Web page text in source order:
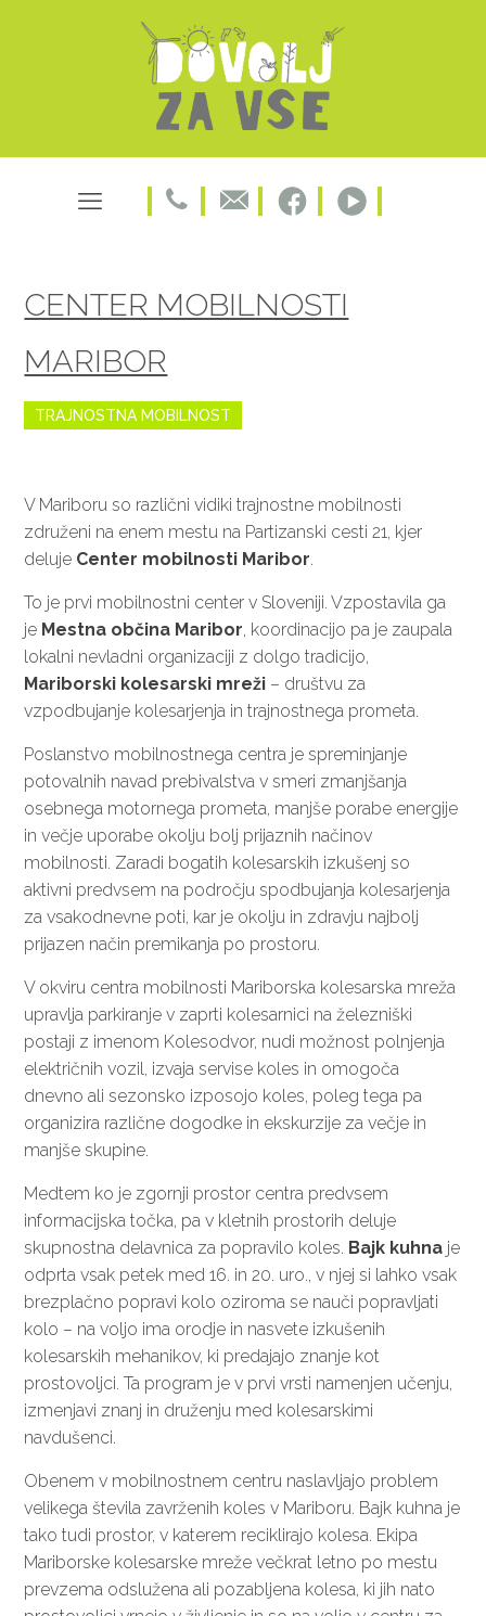
CENTER MOBILNOSTI
MARIBOR
TRAJNOSTNA MOBILNOST
V Mariboru so različni vidiki trajnostne mobilnosti
združeni na enem mestu na Partizanski cesti 21, kjer
deluje Center mobilnosti Maribor.
To je prvi mobilnostni center v Sloveniji. Vzpostavila ga
je Mestna občina Maribor, koordinacijo pa je zaupala
lokalni nevladni organizaciji z dolgo tradicijo,
Mariborski kolesarski mreži – društvu za
vzpodbujanje kolesarjenja in trajnostnega prometa.
Poslanstvo mobilnostnega centra je spreminjanje
potovalnih navad prebivalstva v smeri zmanjšanja
osebnega motornega prometa, manjše porabe energije
in večje uporabe okolju bolj prijaznih načinov
mobilnosti. Zaradi bogatih kolesarskih izkušenj so
aktivni predvsem na področju spodbujanja kolesarjenja
za vsakodnevne poti, kar je okolju in zdravju najbolj
prijazen način premikanja po prostoru.
V okviru centra mobilnosti Mariborska kolesarska mreža
upravlja parkiranje v zaprti kolesarnici na železniški
postaji z imenom Kolesodvor, nudi možnost polnjenja
električnih vozil, izvaja servise koles in omogoča
dnevno ali sezonsko izposojo koles, poleg tega pa
organizira različne dogodke in ekskurzije za večje in
manjše skupine.
Medtem ko je zgornji prostor centra predvsem
informacijska točka, pa v kletnih prostorih deluje
skupnostna delavnica za popravilo koles. Bajk kuhna je
odprta vsak petek med 16. in 20. uro., v njej si lahko vsak
brezplačno popravi kolo oziroma se nauči popravljati
kolo – na voljo ima orodje in nasvete izkušenih
kolesarskih mehanikov, ki predajajo znanje kot
prostovoljci. Ta program je v prvi vrsti namenjen učenju,
izmenjavi znanj in druženju med kolesarskimi
navdušenci.
Obenem v mobilnostnem centru naslavljajo problem
velikega števila zavrženih koles v Mariboru. Bajk kuhna je
tako tudi prostor, v katerem reciklirajo kolesa. Ekipa
Mariborske kolesarske mreže večkrat letno po mestu
prevzema odslužena ali pozabljena kolesa, ki jih nato